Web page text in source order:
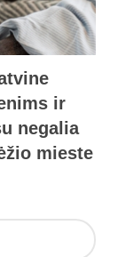
ir
negalia
mieste